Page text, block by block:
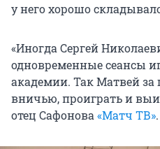
у него хорошо
«Иногда Сергей
одновременные сеансы
академии. Так Матвей за
вничью, проиграть и
отец Сафонова «Матч ТВ».